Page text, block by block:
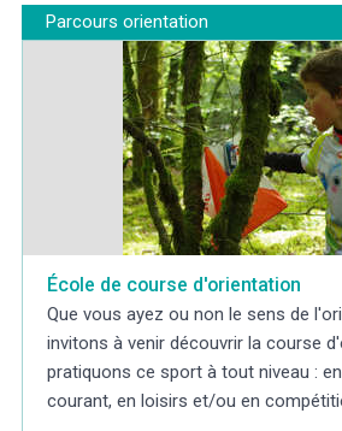
Parcours orientation
École de course d'orientation
Que vous ayez ou non le sens de
invitons à venir découvrir la course
pratiquons ce sport à tout niveau :
courant, en loisirs et/ou en